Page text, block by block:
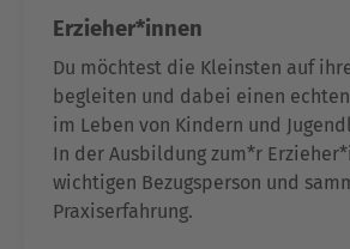
Erzieher*innen
Du möchtest die Kleinsten auf
begleiten und dabei einen
im Leben von Kindern und
In der Ausbildung zum*r
wichtigen Bezugsperson und
Praxiserfahrung.